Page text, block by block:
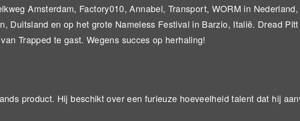
Amsterdam, Factory010, Annabel, Transport, WORM in Nederland,
Duitsland en op het grote Nameless Festival in Barzio, Italië. Dread
Trapped te gast. Wegens succes op herhaling!
product. Hij beschikt over een furieuze hoeveelheid talent dat hij